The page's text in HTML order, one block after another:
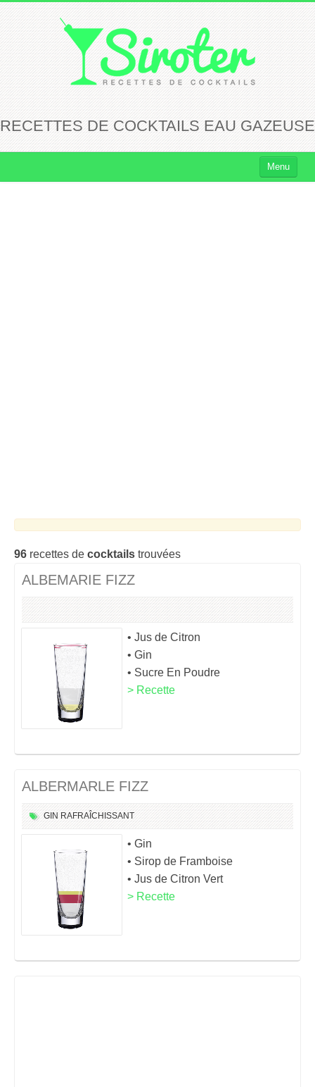
RECETTES DE COCKTAILS EAU GAZEUSE
Menu
96 recettes de cocktails trouvées
ALBEMARIE FIZZ
• Jus de Citron
• Gin
• Sucre En Poudre
> Recette
ALBERMARLE FIZZ
GIN RAFRAÎCHISSANT
• Gin
• Sirop de Framboise
• Jus de Citron Vert
> Recette